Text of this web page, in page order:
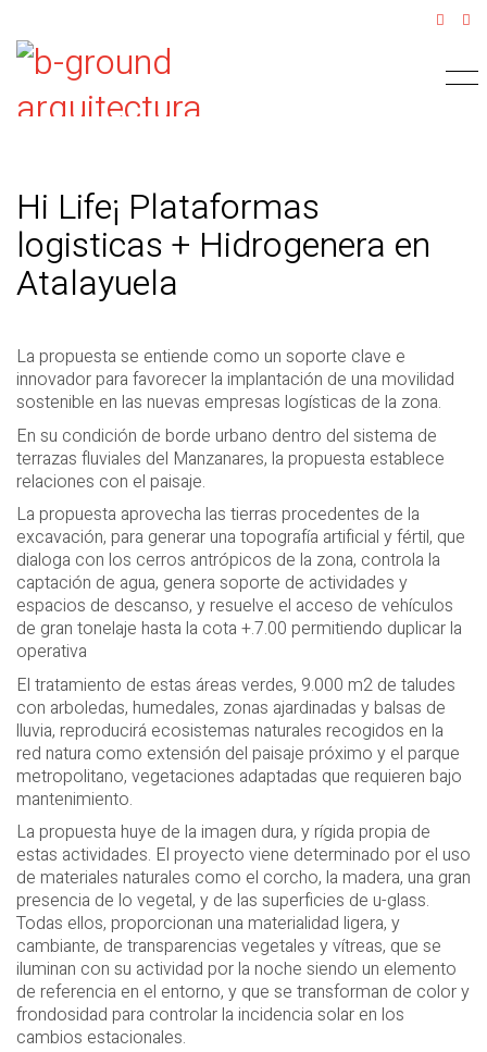
Hi Life¡ Plataformas
logisticas + Hidrogenera en
Atalayuela
La propuesta se entiende como un soporte clave e
innovador para favorecer la implantación de una movilidad
sostenible en las nuevas empresas logísticas de la zona.
En su condición de borde urbano dentro del sistema de
terrazas fluviales del Manzanares, la propuesta establece
relaciones con el paisaje.
La propuesta aprovecha las tierras procedentes de la
excavación, para generar una topografía artificial y fértil, que
dialoga con los cerros antrópicos de la zona, controla la
captación de agua, genera soporte de actividades y
espacios de descanso, y resuelve el acceso de vehículos
de gran tonelaje hasta la cota +.7.00 permitiendo duplicar la
operativa
El tratamiento de estas áreas verdes, 9.000 m2 de taludes
con arboledas, humedales, zonas ajardinadas y balsas de
lluvia, reproducirá ecosistemas naturales recogidos en la
red natura como extensión del paisaje próximo y el parque
metropolitano, vegetaciones adaptadas que requieren bajo
mantenimiento.
La propuesta huye de la imagen dura, y rígida propia de
estas actividades. El proyecto viene determinado por el uso
de materiales naturales como el corcho, la madera, una gran
presencia de lo vegetal, y de las superficies de u-glass.
Todas ellos, proporcionan una materialidad ligera, y
cambiante, de transparencias vegetales y vítreas, que se
iluminan con su actividad por la noche siendo un elemento
de referencia en el entorno, y que se transforman de color y
frondosidad para controlar la incidencia solar en los
cambios estacionales.